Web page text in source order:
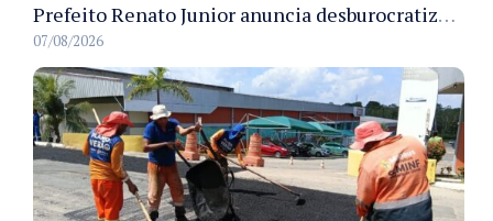
Prefeito Renato Junior anuncia desburocratização e revitalização do centro de Manaus em reunião com empresários
07/08/2026